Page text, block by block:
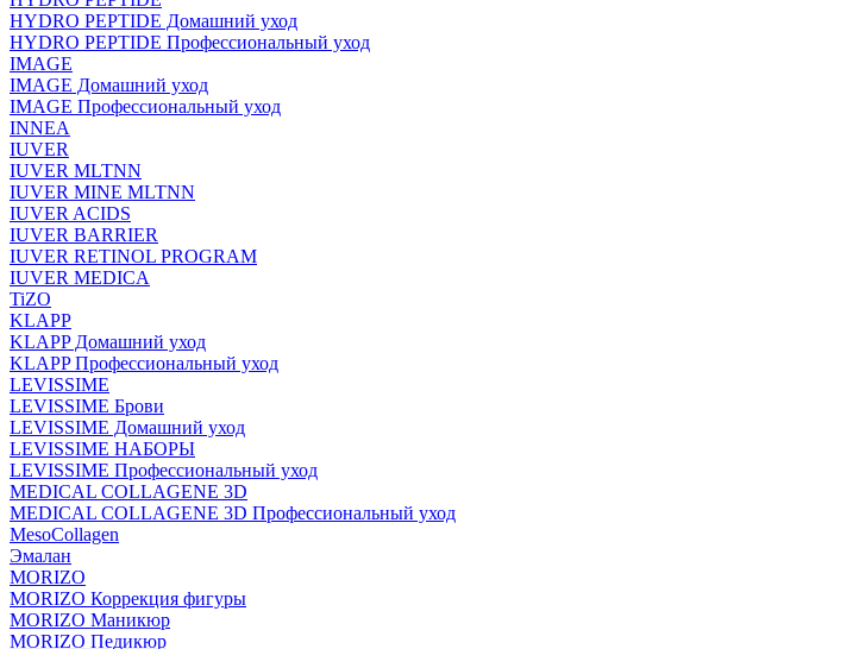
HYDRO PEPTIDE Домашний уход
HYDRO PEPTIDE Профессиональный уход
IMAGE
IMAGE Домашний уход
IMAGE Профессиональный уход
INNEA
IUVER
IUVER MLTNN
IUVER MINE MLTNN
IUVER ACIDS
IUVER BARRIER
IUVER RETINOL PROGRAM
IUVER MEDICA
TiZO
KLAPP
KLAPP Домашний уход
KLAPP Профессиональный уход
LEVISSIME
LEVISSIME Брови
LEVISSIME Домашний уход
LEVISSIME НАБОРЫ
LEVISSIME Профессиональный уход
MEDICAL COLLAGENE 3D
MEDICAL COLLAGENE 3D Профессиональный уход
MesoCollagen
Эмалан
MORIZO
MORIZO Коррекция фигуры
MORIZO Маникюр
MORIZO Педикюр